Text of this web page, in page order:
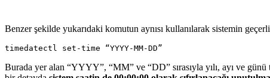
Benzer şekilde yukarıdaki komutun aynısı kullanılarak sistemin
Burada yer alan “YYYY”, “MM” ve “DD” sırasıyla yılı, ayı ve